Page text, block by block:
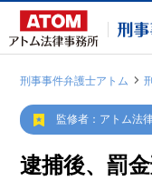
刑事事件弁護士アトム |
監修者：アトム法
逮捕後、罰